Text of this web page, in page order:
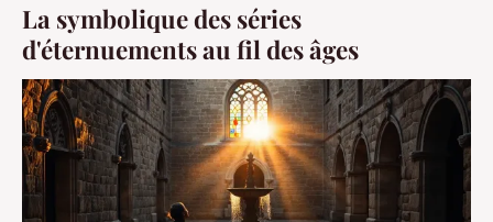
La symbolique des séries
d'éternuements au fil des âges